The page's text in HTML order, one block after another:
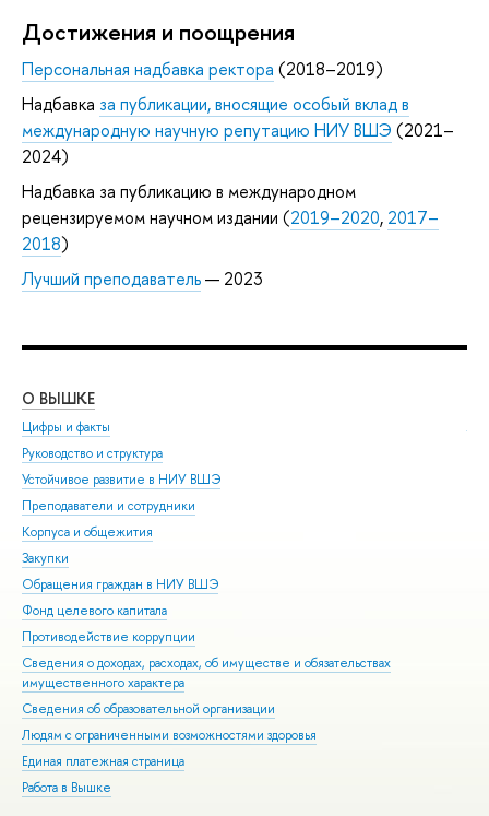
Достижения и поощрения
Персональная надбавка ректора (2018–2019)
Надбавка за публикации, вносящие особый вклад в
международную научную репутацию НИУ ВШЭ (2021–
2024)
Надбавка за публикацию в международном
рецензируемом научном издании (2019–2020, 2017–
2018)
Лучший преподаватель— 2023
О ВЫШКЕ
Цифры и факты
Руководство и структура
Устойчивое развитие в НИУ ВШЭ
Преподаватели и сотрудники
Корпуса и общежития
Закупки
Обращения граждан в НИУ ВШЭ
Фонд целевого капитала
Противодействие коррупции
Сведения о доходах, расходах, об имуществе и обязательствах
имущественного характера
Сведения об образовательной организации
Людям с ограниченными возможностями здоровья
Единая платежная страница
Работа в Вышке